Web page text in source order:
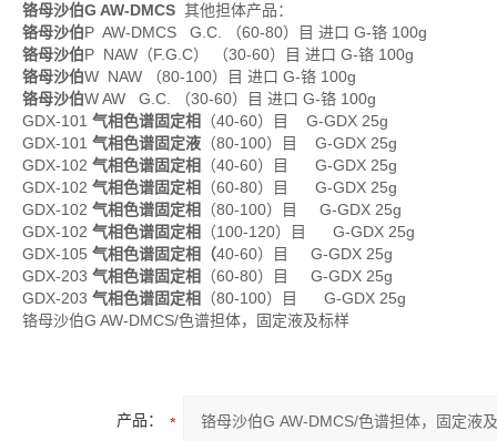
铬母沙伯G AW-DMCS 其他担体产品：
铬母沙伯P AW-DMCS G.C. （60-80）目 进口 G-铬 100g
铬母沙伯P NAW（F.G.C） （30-60）目 进口 G-铬 100g
铬母沙伯W NAW （80-100）目 进口 G-铬 100g
铬母沙伯W AW G.C. （30-60）目 进口 G-铬 100g
GDX-101 气相色谱固定相
（40-60）目 G-GDX 25g
GDX-101 气相色谱固定液 （80-100）目 G-GDX 25g
GDX-102 气相色谱固定相
（40-60）目 G-GDX 25g
GDX-102 气相色谱固定相
（60-80）目 G-GDX 25g
GDX-102 气相色谱固定相
（80-100）目 G-GDX 25g
GDX-102 气相色谱固定相
（100-120）目 G-GDX 25g
GDX-105 气相色谱固定相（40-60）目 G-GDX 25g
GDX-203 气相色谱固定相
（60-80）目 G-GDX 25g
GDX-203 气相色谱固定相
（80-100）目 G-GDX 25g
铬母沙伯G AW-DMCS/色谱担体，固定液及标样
产品：